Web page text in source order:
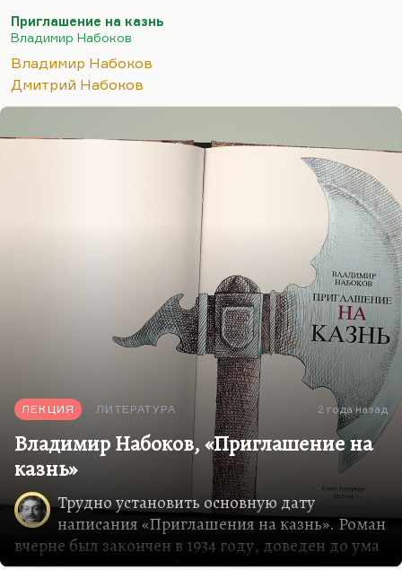
понимаете, какие-то вещи там непереводимы.
Например, ударили часы, и их отгул, перегул и
загулок вели себя подобающим образом. Я очень
был разочарован, узнав, что многие
романе совершенно утрачены. Но это,
понимаете, принципиальная набоковская
установка. Он считал, что переводить надо точно,
и поэтому многие созвучия, вот эти каламбуры -
Приглашение на казнь
Владимир Набоков
Владимир Набоков
Дмитрий Набоков
ЛЕКЦИЯ ЛИТЕРАТУРА 2 года назад
Владимир Набоков, «Приглашение на
казнь»
Трудно установить основную дату
написания «Приглашения на казнь». Роман
вчерне был закончен в 1934 году, доведен до ума